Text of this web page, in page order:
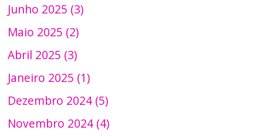
Junho 2025 (3)
Maio 2025 (2)
Abril 2025 (3)
Janeiro 2025 (1)
Dezembro 2024 (5)
Novembro 2024 (4)